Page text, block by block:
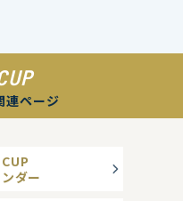
連ページ
ダー